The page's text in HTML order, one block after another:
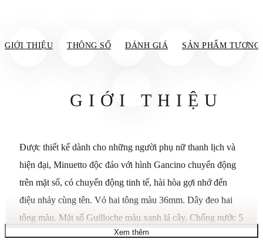
GIỚI THIỆU THÔNG SỐ ĐÁNH GIÁ SẢN PHẨM TƯƠNG
GIỚI THIỆU
Được thiết kế dành cho những người phụ nữ thanh lịch và
hiện đại, Minuetto độc đáo với hình Gancino chuyển động
trên mặt số, có chuyển động tinh tế, hài hòa gợi nhớ đến
điệu nhảy cùng tên. Vỏ hai tông màu 36mm. Dây đeo hai
tông màu. Mặt số Guilloche màu xanh lá cây. Chống nước 5
ATM. Khóa gập. Bộ máy thạch anh 2 kim sản xuất tại Thụy
Xem thêm